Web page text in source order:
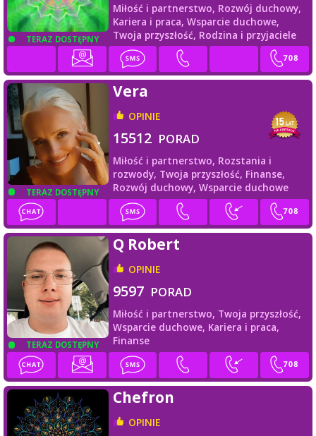
TERAZ DOSTĘPNY
Miłość i partnerstwo, Rozwój duchowy,
Kariera i praca, Wsparcie duchowe,
Twoja przyszłość, Rodzina i przyjaciele
TERAZ DOSTĘPNY
Vera
OPINIE
15512 PORAD
Miłość i partnerstwo, Rozstania i
rozwody, Twoja przyszłość, Finanse,
Rozwój duchowy, Wsparcie duchowe
TERAZ DOSTĘPNY
Q Robert
OPINIE
9597 PORAD
Miłość i partnerstwo, Twoja przyszłość,
Wsparcie duchowe, Kariera i praca,
Finanse
Chefron
OPINIE